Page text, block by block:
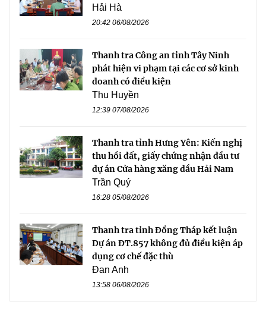
Hải Hà
20:42 06/08/2026
Thanh tra Công an tỉnh Tây Ninh
phát hiện vi phạm tại các cơ sở kinh
doanh có điều kiện
Thu Huyền
12:39 07/08/2026
Thanh tra tỉnh Hưng Yên: Kiến nghị
thu hồi đất, giấy chứng nhận đầu tư
dự án Cửa hàng xăng dầu Hải Nam
Trần Quý
16:28 05/08/2026
Thanh tra tỉnh Đồng Tháp kết luận
Dự án ĐT.857 không đủ điều kiện áp
dụng cơ chế đặc thù
Đan Anh
13:58 06/08/2026